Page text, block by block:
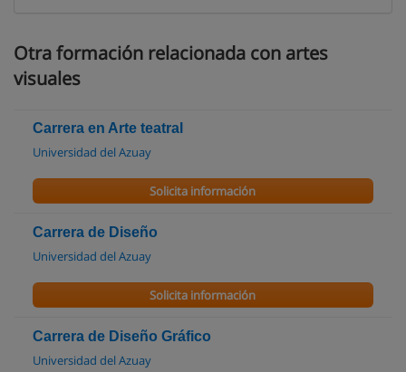
Otra formación relacionada con artes
visuales
Carrera en Arte teatral
Universidad del Azuay
Solicita información
Carrera de Diseño
Universidad del Azuay
Solicita información
Carrera de Diseño Gráfico
Universidad del Azuay